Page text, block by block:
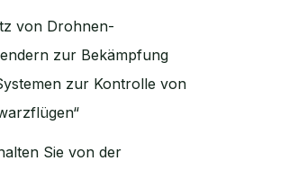
von Drohnen-
zur Bekämpfung
zur Kontrolle von
Sie von der